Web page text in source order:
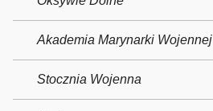
Akademia Marynarki Wojennej
Stocznia Wojenna